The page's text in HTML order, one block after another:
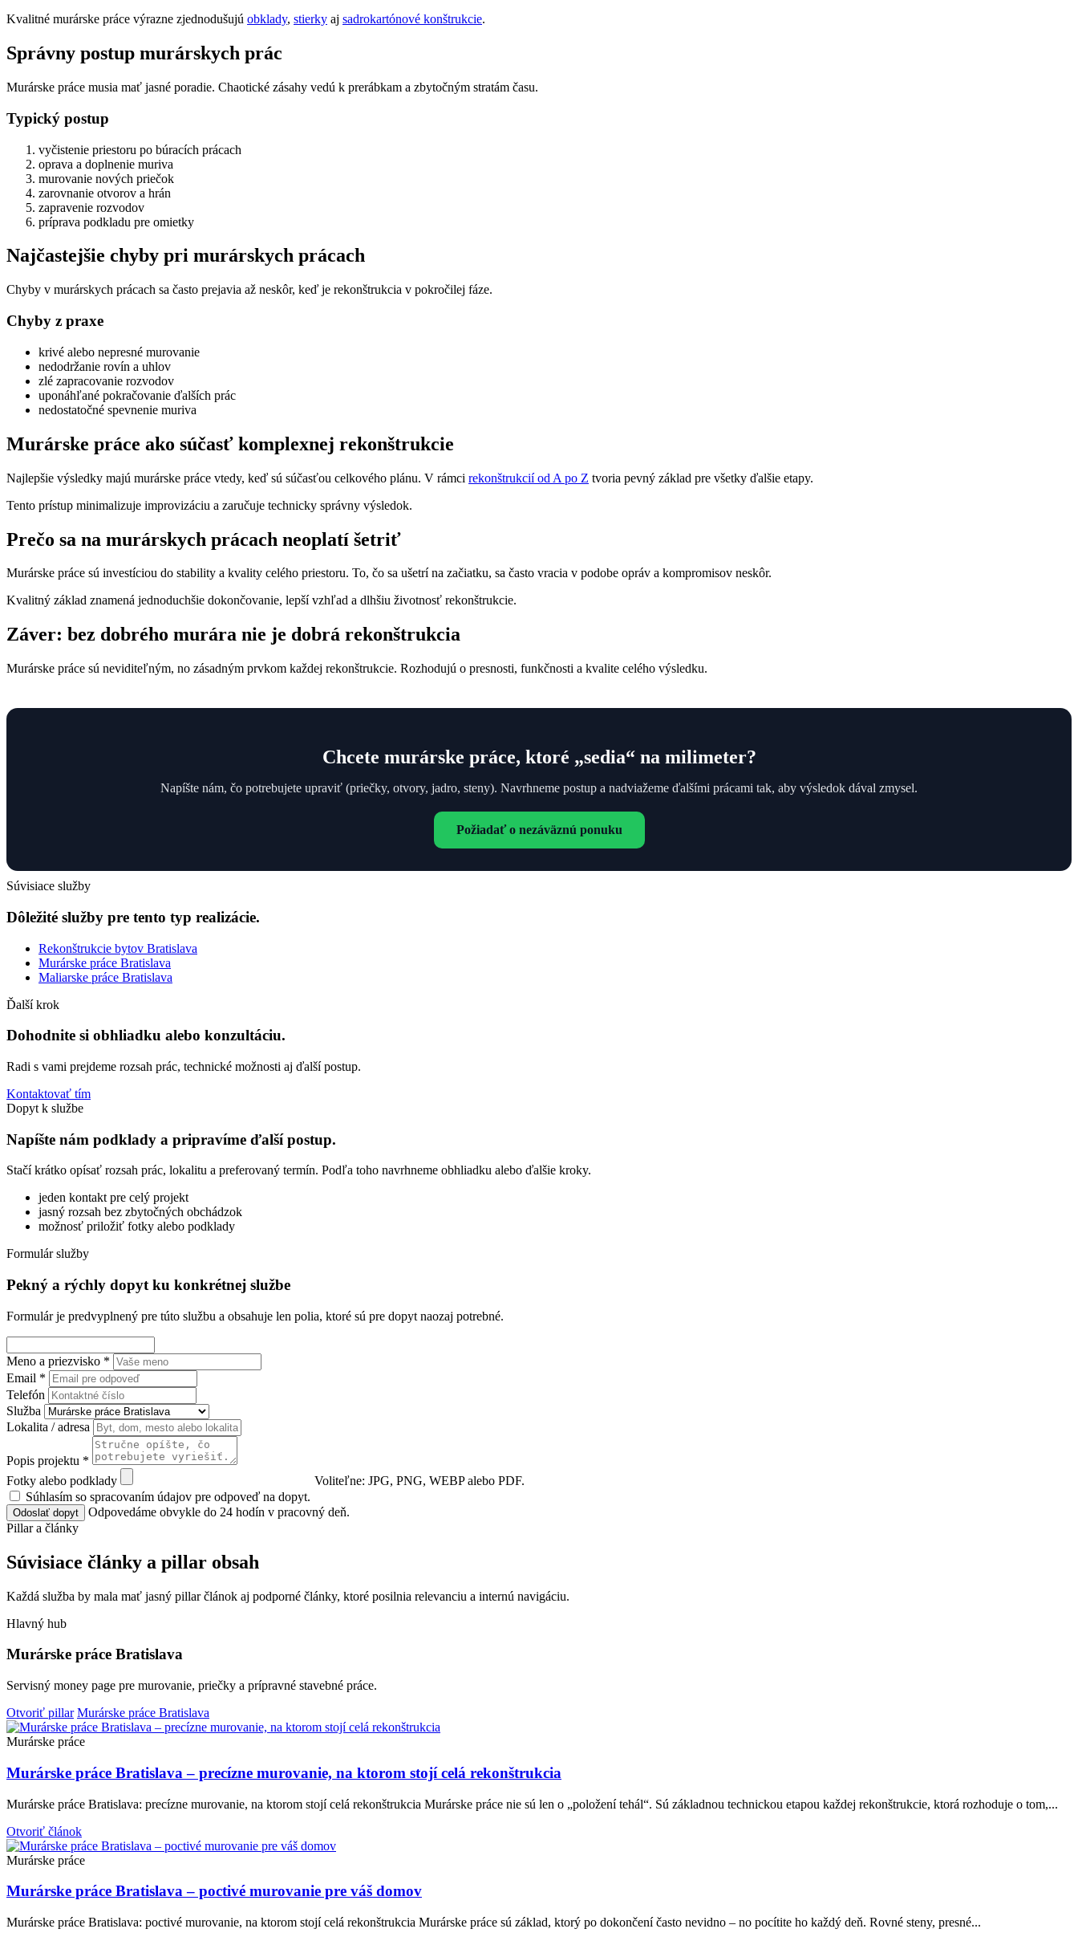
Kvalitné murárske práce výrazne zjednodušujú obklady, stierky aj sadrokartónové konštrukcie.
Správny postup murárskych prác
Murárske práce musia mať jasné poradie. Chaotické zásahy vedú k prerábkam a zbytočným stratám času.
Typický postup
vyčistenie priestoru po búracích prácach
oprava a doplnenie muriva
murovanie nových priečok
zarovnanie otvorov a hrán
zapravenie rozvodov
príprava podkladu pre omietky
Najčastejšie chyby pri murárskych prácach
Chyby v murárskych prácach sa často prejavia až neskôr, keď je rekonštrukcia v pokročilej fáze.
Chyby z praxe
krivé alebo nepresné murovanie
nedodržanie rovín a uhlov
zlé zapracovanie rozvodov
uponáhľané pokračovanie ďalších prác
nedostatočné spevnenie muriva
Murárske práce ako súčasť komplexnej rekonštrukcie
Najlepšie výsledky majú murárske práce vtedy, keď sú súčasťou celkového plánu. V rámci rekonštrukcií od A po Z tvoria pevný základ pre všetky ďalšie etapy.
Tento prístup minimalizuje improvizáciu a zaručuje technicky správny výsledok.
Prečo sa na murárskych prácach neoplatí šetriť
Murárske práce sú investíciou do stability a kvality celého priestoru. To, čo sa ušetrí na začiatku, sa často vracia v podobe opráv a kompromisov neskôr.
Kvalitný základ znamená jednoduchšie dokončovanie, lepší vzhľad a dlhšiu životnosť rekonštrukcie.
Záver: bez dobrého murára nie je dobrá rekonštrukcia
Murárske práce sú neviditeľným, no zásadným prvkom každej rekonštrukcie. Rozhodujú o presnosti, funkčnosti a kvalite celého výsledku.
Chcete murárske práce, ktoré „sedia“ na milimeter?
Napíšte nám, čo potrebujete upraviť (priečky, otvory, jadro, steny). Navrhneme postup a nadviažeme ďalšími prácami tak, aby výsledok dával zmysel.
Požiadať o nezáväznú ponuku
Súvisiace služby
Dôležité služby pre tento typ realizácie.
Rekonštrukcie bytov Bratislava
Murárske práce Bratislava
Maliarske práce Bratislava
Ďalší krok
Dohodnite si obhliadku alebo konzultáciu.
Radi s vami prejdeme rozsah prác, technické možnosti aj ďalší postup.
Kontaktovať tím
Dopyt k službe
Napíšte nám podklady a pripravíme ďalší postup.
Stačí krátko opísať rozsah prác, lokalitu a preferovaný termín. Podľa toho navrhneme obhliadku alebo ďalšie kroky.
jeden kontakt pre celý projekt
jasný rozsah bez zbytočných obchádzok
možnosť priložiť fotky alebo podklady
Formulár služby
Pekný a rýchly dopyt ku konkrétnej službe
Formulár je predvyplnený pre túto službu a obsahuje len polia, ktoré sú pre dopyt naozaj potrebné.
Meno a priezvisko *
Email *
Telefón
Služba
Lokalita / adresa
Popis projektu *
Fotky alebo podklady
Voliteľne: JPG, PNG, WEBP alebo PDF.
Súhlasím so spracovaním údajov pre odpoveď na dopyt.
Odoslať dopyt
Odpovedáme obvykle do 24 hodín v pracovný deň.
Pillar a články
Súvisiace články a pillar obsah
Každá služba by mala mať jasný pillar článok aj podporné články, ktoré posilnia relevanciu a internú navigáciu.
Hlavný hub
Murárske práce Bratislava
Servisný money page pre murovanie, priečky a prípravné stavebné práce.
Otvoriť pillar Murárske práce Bratislava
Murárske práce
Murárske práce Bratislava – precízne murovanie, na ktorom stojí celá rekonštrukcia
Murárske práce Bratislava: precízne murovanie, na ktorom stojí celá rekonštrukcia Murárske práce nie sú len o „položení tehál“. Sú základnou technickou etapou každej rekonštrukcie, ktorá rozhoduje o tom,...
Otvoriť článok
Murárske práce
Murárske práce Bratislava – poctivé murovanie pre váš domov
Murárske práce Bratislava: poctivé murovanie, na ktorom stojí celá rekonštrukcia Murárske práce sú základ, ktorý po dokončení často nevidno – no pocítite ho každý deň. Rovné steny, presné...